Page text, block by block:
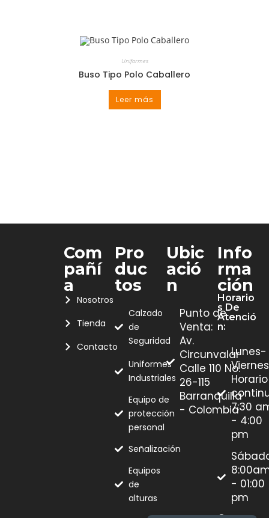
Uniformes
Buso Tipo Polo Caballero
Leer más
Com
Pañí
A
Nosotros
Tienda
Contacto
Pro
Duc
Tos
Calzado
de
Seguridad
Uniformes
Industriales
Equipo de
protección
personal
Señalización
Equipos
de
alturas
Ubic
Ació
N
Punto de
Venta:
Av.
Circunvalar
Calle 110 No.
26-115
Barranquilla
- Colombia
Info
Rma
Ción
Horario
S De
Atenció
N:
Lunes-
Viernes
Horario
7:30
- 4:00
pm
- 01:00
pm